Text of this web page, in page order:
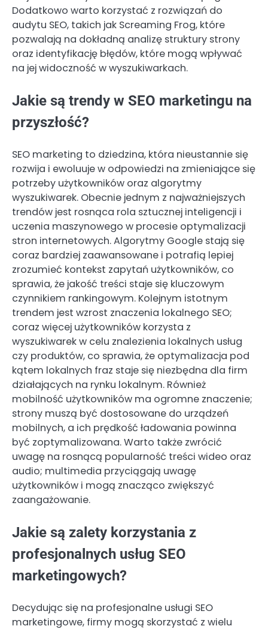
Dodatkowo warto korzystać z rozwiązań do
audytu SEO, takich jak Screaming Frog, które
pozwalają na dokładną analizę struktury strony
oraz identyfikację błędów, które mogą wpływać
na jej widoczność w wyszukiwarkach.
Jakie są trendy w SEO marketingu na
przyszłość?
SEO marketing to dziedzina, która nieustannie się
rozwija i ewoluuje w odpowiedzi na zmieniające się
potrzeby użytkowników oraz algorytmy
wyszukiwarek. Obecnie jednym z najważniejszych
trendów jest rosnąca rola sztucznej inteligencji i
uczenia maszynowego w procesie optymalizacji
stron internetowych. Algorytmy Google stają się
coraz bardziej zaawansowane i potrafią lepiej
zrozumieć kontekst zapytań użytkowników, co
sprawia, że jakość treści staje się kluczowym
czynnikiem rankingowym. Kolejnym istotnym
trendem jest wzrost znaczenia lokalnego SEO;
coraz więcej użytkowników korzysta z
wyszukiwarek w celu znalezienia lokalnych usług
czy produktów, co sprawia, że optymalizacja pod
kątem lokalnych fraz staje się niezbędna dla firm
działających na rynku lokalnym. Również
mobilność użytkowników ma ogromne znaczenie;
strony muszą być dostosowane do urządzeń
mobilnych, a ich prędkość ładowania powinna
być zoptymalizowana. Warto także zwrócić
uwagę na rosnącą popularność treści wideo oraz
audio; multimedia przyciągają uwagę
użytkowników i mogą znacząco zwiększyć
zaangażowanie.
Jakie są zalety korzystania z
profesjonalnych usług SEO
marketingowych?
Decydując się na profesjonalne usługi SEO
marketingowe, firmy mogą skorzystać z wielu